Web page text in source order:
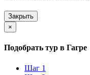
Закрыть
×
Подобрать тур в Гагре
Шаг 1